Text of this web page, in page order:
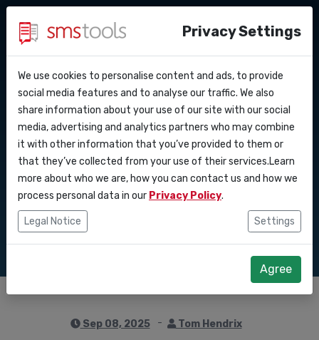
API Docs
Webhooks
Integraties
Zapier
Waarom smstools?
Blog
Service level agreement
Contact
Een offerte aanvragen
Verbeter retail en
webshopprestaties
met SMS API
Sep 08, 2025 Tom Hendrix
Privacy Settings
We use cookies to personalise content and ads, to provide
social media features and to analyse our traffic. We also
share information about your use of our site with our social
media, advertising and analytics partners who may combine
it with other information that you’ve provided to them or
that they’ve collected from your use of their services.Learn
more about who we are, how you can contact us and how we
process personal data in our Privacy Policy.
Legal Notice Settings
Agree